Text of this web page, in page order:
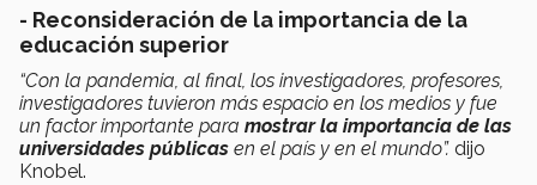
- Reconsideración de la importancia de la
educación superior
“Con la pandemia, al final, los investigadores, profesores,
investigadores tuvieron más espacio en los medios y fue
un factor importante para mostrar la importancia de las
universidades públicas en el país y en el mundo”. dijo
Knobel.